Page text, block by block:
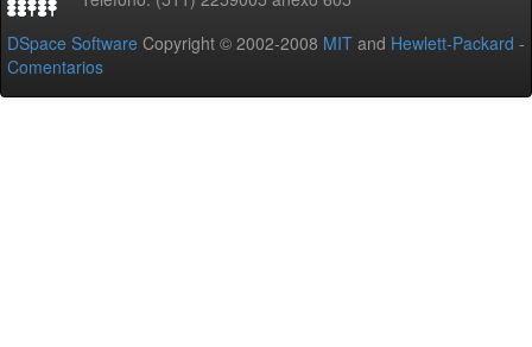
DSpace Software Copyright © 2002-2008 MIT and Hewlett-Packard -
Comentarios